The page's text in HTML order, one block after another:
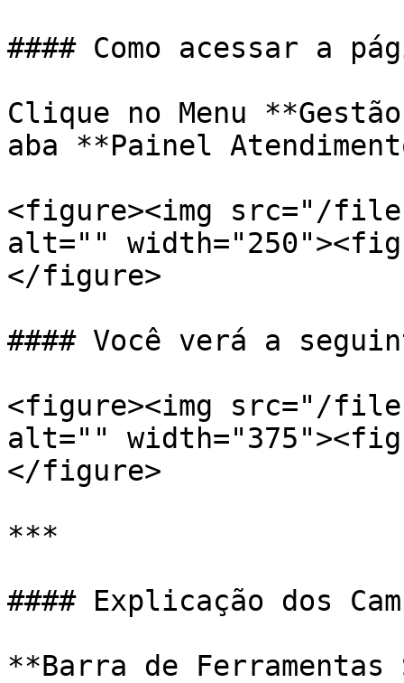
#### Como acessar a
Clique no Menu
aba **Painel
<figure><img src="/files/
alt=""
</figure>
#### Você verá a
<figure><img src="/files/
alt=""
</figure>
***
#### Explicação dos
**Barra de